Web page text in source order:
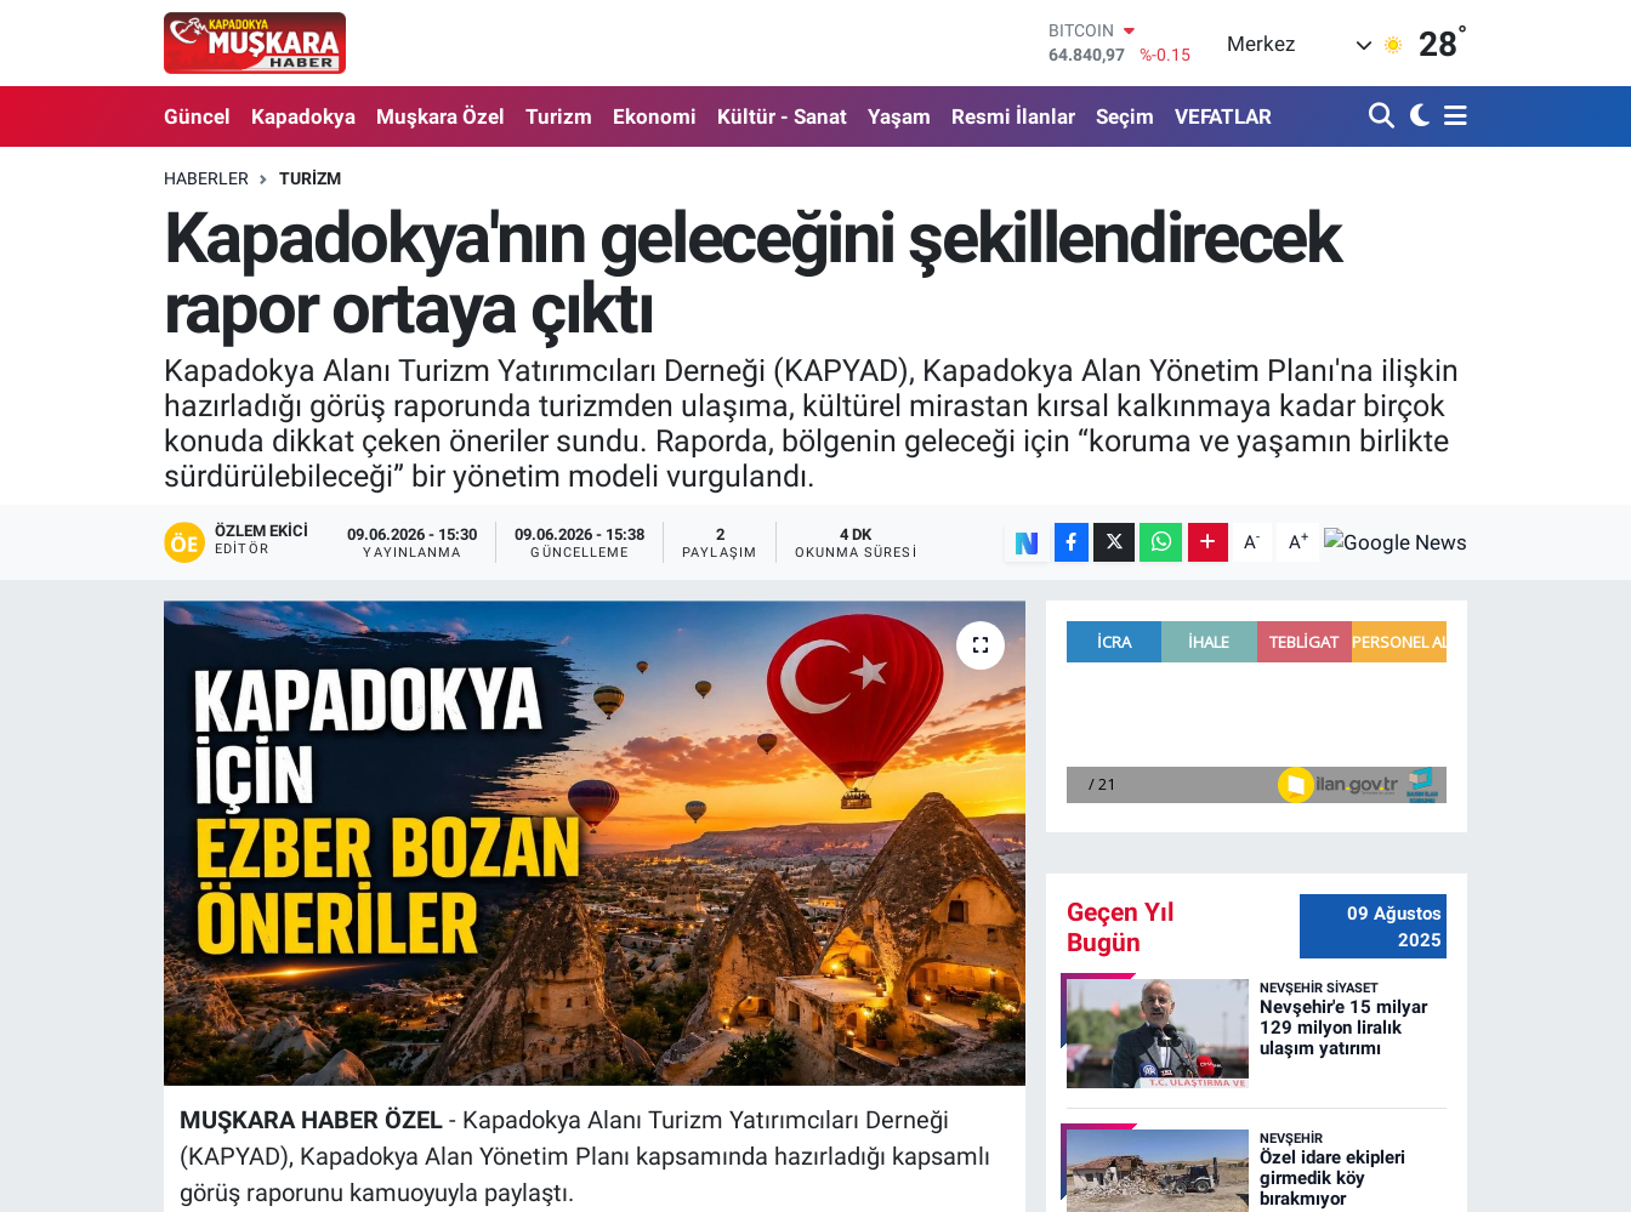
DOLAR
47,7436
%0.18
55,2510
%0.32
STERLİN
64,4811
%0.38
BİST100
13.779
%-14
Merkez 28°
Güncel Kapadokya Muşkara Özel Turizm Ekonomi Kültür - Sanat Yaşam Resmi İlanlar Seçim VEFATLAR
HABERLER TURIZM
Kapadokya'nın geleceğini şekillendirecek
rapor ortaya çıktı
Kapadokya Alanı Turizm Yatırımcıları Derneği (KAPYAD), Kapadokya Alan Yönetim Planı'na ilişkin
hazırladığı görüş raporunda turizmden ulaşıma, kültürel mirastan kırsal kalkınmaya kadar birçok
konuda dikkat çeken öneriler sundu. Raporda, bölgenin geleceği için “koruma ve yaşamın birlikte
sürdürülebileceği” bir yönetim modeli vurgulandı.
ÖZLEM EKICI
EDITÖR
09.06.2026 - 15:30
YAYINLANMA
09.06.2026 - 15:38
GÜNCELLEME
2
PAYLAŞIM
4 DK
OKUNMA SÜRESI A- A+
MUŞKARA HABER ÖZEL- Kapadokya Alanı Turizm Yatırımcıları Derneği
(KAPYAD), Kapadokya Alan Yönetim Planı kapsamında hazırladığı kapsamlı
görüş raporunu kamuoyuyla paylaştı.
Geçen Yıl
Bugün
09 Ağustos
2025
NEVŞEHIR SIYASET
Nevşehir'e 15 milyar
129 milyon liralık
ulaşım yatırımı
NEVŞEHIR
Özel idare ekipleri
girmedik köy
bırakmıyor
CANLI SEÇİM SONUÇLARI
Güncel
Kapadokya
Kültür - Sanat
Nevşehir Nöbetçi Eczaneler
Nevşehir Hava Durumu
Nevşehir Trafik Yoğunluk Haritası
Süper Lig Puan Durumu ve Fikstür
Tüm Manşetler
Son Dakika Haberleri
Haber Arşivi